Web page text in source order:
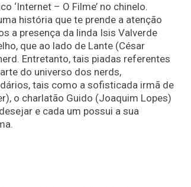
‘Internet – O Filme’ no chinelo.
história que te prende a atenção
a presença da linda Isis Valverde
que ao lado de Lante (César
Entretanto, tais piadas referentes
do universo dos nerds,
tais como a sofisticada irmã de
o charlatão Guido (Joaquim Lopes)
e cada um possui a sua